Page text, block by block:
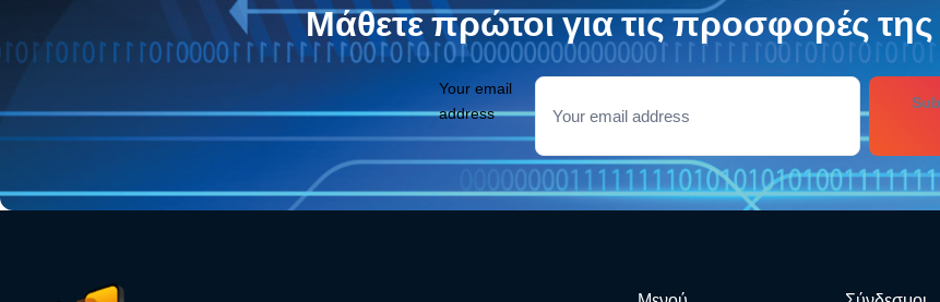
Μάθετε πρώτοι για τις προσφορές της
Your email
address